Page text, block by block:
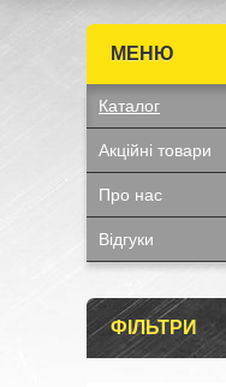
Каталог
Акційні товари
Про нас
Відгуки
ФІЛЬТРИ